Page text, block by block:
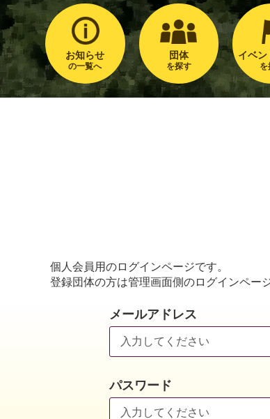
お知らせ
の一覧へ
団体
を探す
イベン
を
個人会員用のログインページです。
登録団体の方は管理画面側のログインペー
メールアドレス
パスワード